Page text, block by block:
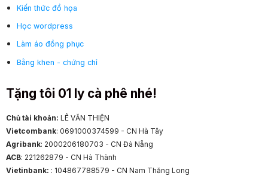
Kiến thức đồ họa
Học wordpress
Làm áo đồng phục
Bằng khen - chứng chỉ
Tặng tôi 01 ly cà phê nhé!
Chủ tài khoản: LÊ VĂN THIỆN
Vietcombank: 0691000374599 - CN Hà Tây
Agribank: 2000206180703 - CN Đà Nẵng
ACB: 221262879 - CN Hà Thành
Vietinbank: : 104867788579 - CN Nam Thăng Long